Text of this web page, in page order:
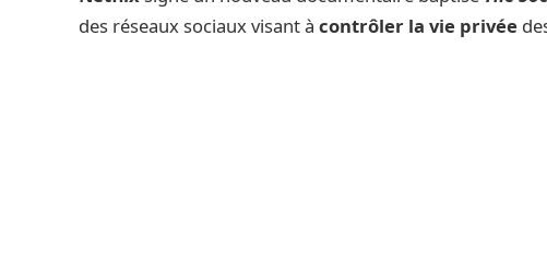
des réseaux sociaux visant à contrôler la vie privée